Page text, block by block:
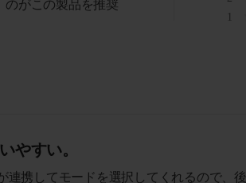
のがこの製品を推奨
やすい。
連携してモードを選択してくれるので、